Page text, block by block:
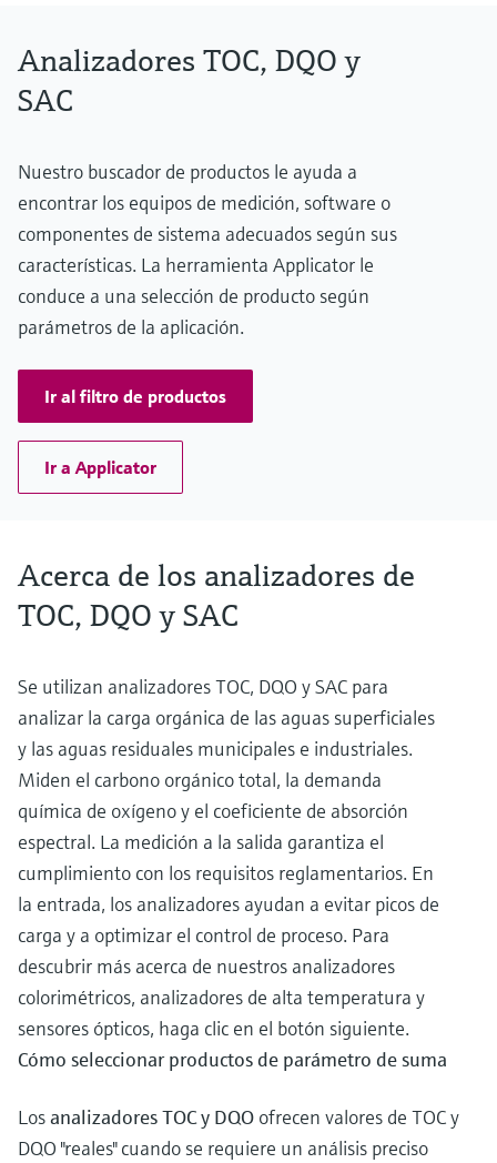
Analizadores TOC, DQO y
SAC
Nuestro buscador de productos le ayuda a
encontrar los equipos de medición, software o
componentes de sistema adecuados según sus
características. La herramienta Applicator le
conduce a una selección de producto según
parámetros de la aplicación.
Ir al filtro de productos
Ir a Applicator
Acerca de los analizadores de
TOC, DQO y SAC
Se utilizan analizadores TOC, DQO y SAC para
analizar la carga orgánica de las aguas superficiales
y las aguas residuales municipales e industriales.
Miden el carbono orgánico total, la demanda
química de oxígeno y el coeficiente de absorción
espectral. La medición a la salida garantiza el
cumplimiento con los requisitos reglamentarios. En
la entrada, los analizadores ayudan a evitar picos de
carga y a optimizar el control de proceso. Para
descubrir más acerca de nuestros analizadores
colorimétricos, analizadores de alta temperatura y
sensores ópticos, haga clic en el botón siguiente.
Cómo seleccionar productos de parámetro de suma
Losanalizadores TOC y DQO ofrecen valores de TOC y
DQO "reales" cuando se requiere un análisis preciso